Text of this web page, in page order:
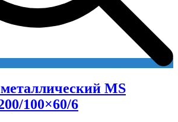
MS
100×60/6